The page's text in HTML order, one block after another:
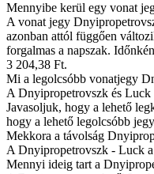
Mennyibe kerül egy vonat
A vonat jegy
azonban attól függően
forgalmas a napszak.
3 204,38 Ft.
Mi a legolcsóbb vonatjegy
A Dnyipropetrovszk és Luck
Javasoljuk, hogy a lehető
hogy a lehető legolcsóbb
Mekkora a távolság
A Dnyipropetrovszk - Luck
Mennyi ideig tart a